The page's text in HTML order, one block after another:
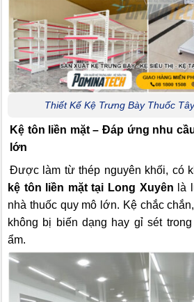
Thiết Kế Kệ Trưng Bày Thuốc
Kệ tôn liền mặt – Đáp ứng nhu
lớn
Được làm từ thép nguyên khối, có
kệ tôn liền mặt tại Long Xuyên là
nhà thuốc quy mô lớn. Kệ chắc
không bị biến dạng hay gỉ sét
ẩm.